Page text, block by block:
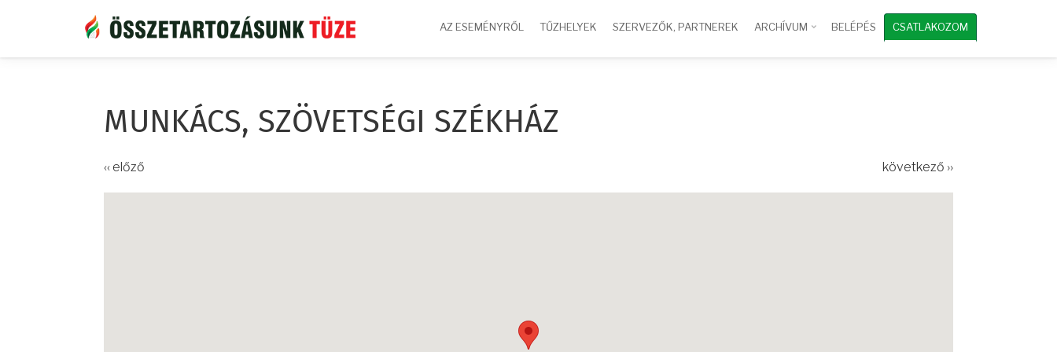
AZ ESEMÉNYRŐL TŰZHELYEK SZERVEZŐK, PARTNEREK ARCHÍVUM BELÉPÉS CSATLAKOZOM
MUNKÁCS, SZÖVETSÉGI SZÉKHÁZ
‹‹ előző következő ››